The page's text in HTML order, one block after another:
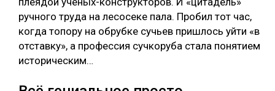
ручного труда на лесосеке пала. Пробил тот час,
когда топору на обрубке сучьев пришлось уйти «в
отставку», а профессия сучкоруба стала понятием
историческим…